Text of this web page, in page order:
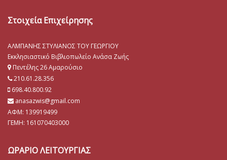
Στοιχεία Επιχείρησης
ΑΛΜΠΑΝΗΣ ΣΤΥΛΙΑΝΟΣ ΤΟΥ ΓΕΩΡΓΙΟΥ
Εκκλησιαστικό Βιβλιοπωλείο Ανάσα Ζωής
Πεντέλης 26 Αμαρούσιο
210.61.28.356
698.40.800.92
anasazwis@gmail.com
ΑΦΜ: 139919499
ΓΕΜΗ: 161070403000
ΩΡΑΡΙΟ ΛΕΙΤΟΥΡΓΙΑΣ